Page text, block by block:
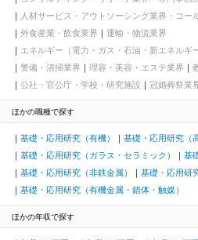
人材サービス・アウトソーシング業界・コー
外食産業・飲食業界
運輸・物流業界
エネルギー（電力・ガス・石油・新エネルギ
警備・清掃業界
理容・美容・エステ業界
公社・官公庁・学校・研究施設
冠婚葬祭業
ほかの職種で探す
基礎・応用研究（有機）
基礎・応用研究（
基礎・応用研究（ガラス・セラミック）
基
基礎・応用研究（非鉄金属）
基礎・応用研
基礎・応用研究（有機金属・錯体・触媒）
ほかの年収で探す